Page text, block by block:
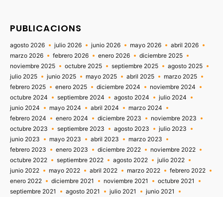
PUBLICACIONS
agosto 2026 julio 2026 junio 2026 mayo 2026
abril 2026
marzo 2026
febrero 2026 enero 2026
diciembre 2025
noviembre 2025
octubre 2025 septiembre 2025
agosto 2025
julio 2025
junio 2025 mayo 2025 abril 2025
marzo 2025
febrero 2025
enero 2025 diciembre 2024
noviembre 2024
octubre 2024
septiembre 2024 agosto 2024
julio 2024
junio 2024
mayo 2024 abril 2024
marzo 2024
febrero 2024
enero 2024 diciembre 2023
noviembre 2023
octubre 2023
septiembre 2023 agosto 2023
julio 2023
junio 2023
mayo 2023 abril 2023
marzo 2023
febrero 2023
enero 2023 diciembre 2022
noviembre 2022
octubre 2022
septiembre 2022 agosto 2022
julio 2022
junio 2022
mayo 2022 abril 2022 marzo 2022
febrero 2022
enero 2022
diciembre 2021 noviembre 2021
octubre 2021
septiembre 2021
agosto 2021 julio 2021
junio 2021